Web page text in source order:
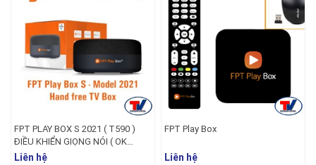
FPT PLAY BOX S 2021 ( T590 )
ĐIỀU KHIỂN GIỌNG NÓI ( OK
GOOGLE )
Liên hệ
FPT Play Box
Liên hệ